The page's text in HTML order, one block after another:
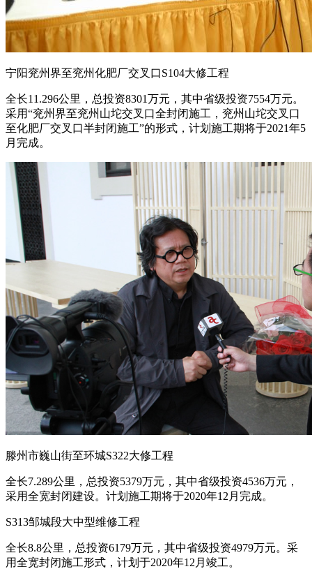
宁阳兖州界至兖州化肥厂交叉口S104大修工程
全长11.296公里，总投资8301万元，其中省级投资7554万元。
采用“兖州界至兖州山坨交叉口全封闭施工，兖州山坨交叉口
至化肥厂交叉口半封闭施工”的形式，计划施工期将于2021年5
月完成。
滕州市巍山街至环城S322大修工程
全长7.289公里，总投资5379万元，其中省级投资4536万元，
采用全宽封闭建设。计划施工期将于2020年12月完成。
S313邹城段大中型维修工程
全长8.8公里，总投资6179万元，其中省级投资4979万元。采
用全宽封闭施工形式，计划于2020年12月竣工。